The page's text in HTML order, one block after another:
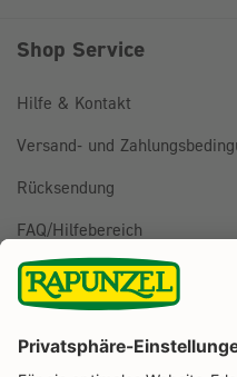
Shop Service
Hilfe & Kontakt
Versand- und
Rücksendung
FAQ/Hilfebereich
BESTELLUNG